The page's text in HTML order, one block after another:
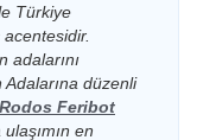
Dentur
Feribot
Türkiye
adalarını
Adalarına düzenli
Rodos Feribot
en